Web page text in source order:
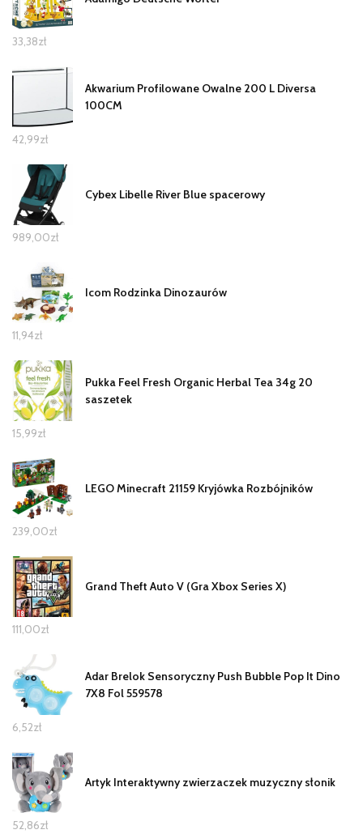
33,38zł
Akwarium Profilowane Owalne 200 L Diversa
100CM
42,99zł
Cybex Libelle River Blue spacerowy
989,00zł
Icom Rodzinka Dinozaurów
11,94zł
Pukka Feel Fresh Organic Herbal Tea 34g 20
saszetek
15,99zł
LEGO Minecraft 21159 Kryjówka Rozbójników
239,00zł
Grand Theft Auto V (Gra Xbox Series X)
111,00zł
Adar Brelok Sensoryczny Push Bubble Pop It Dino
7X8 Fol 559578
6,52zł
Artyk Interaktywny zwierzaczek muzyczny słonik
52,86zł